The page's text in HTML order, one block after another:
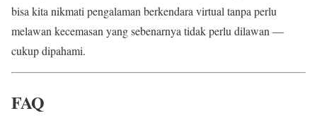
bisa kita nikmati pengalaman berkendara virtual tanpa perlu
melawan kecemasan yang sebenarnya tidak perlu dilawan —
cukup dipahami.
FAQ